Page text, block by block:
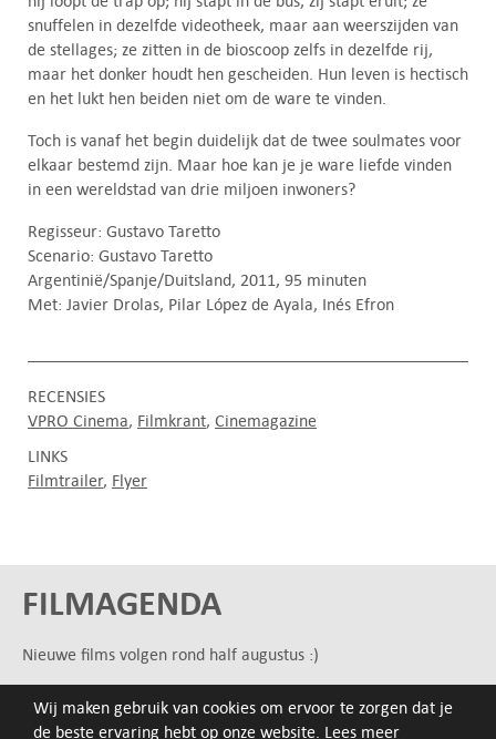
Wij maken gebruik van cookies om ervoor te zorgen dat je
de beste ervaring hebt op onze website. Lees meer
snuffelen in dezelfde videotheek, maar aan weerszijden van
de stellages; ze zitten in de bioscoop zelfs in dezelfde rij,
maar het donker houdt hen gescheiden. Hun leven is hectisch
en het lukt hen beiden niet om de ware te vinden.
Toch is vanaf het begin duidelijk dat de twee soulmates voor
elkaar bestemd zijn. Maar hoe kan je je ware liefde vinden
in een wereldstad van drie miljoen inwoners?
Regisseur: Gustavo Taretto
Scenario: Gustavo Taretto
Argentinië/Spanje/Duitsland, 2011, 95 minuten
Met: Javier Drolas, Pilar López de Ayala, Inés Efron
RECENSIES
VPRO Cinema Filmkrant Cinemagazine
LINKS
Filmtrailer Flyer
FILMAGENDA
Nieuwe films volgen rond half augustus :)
ARCHIEF